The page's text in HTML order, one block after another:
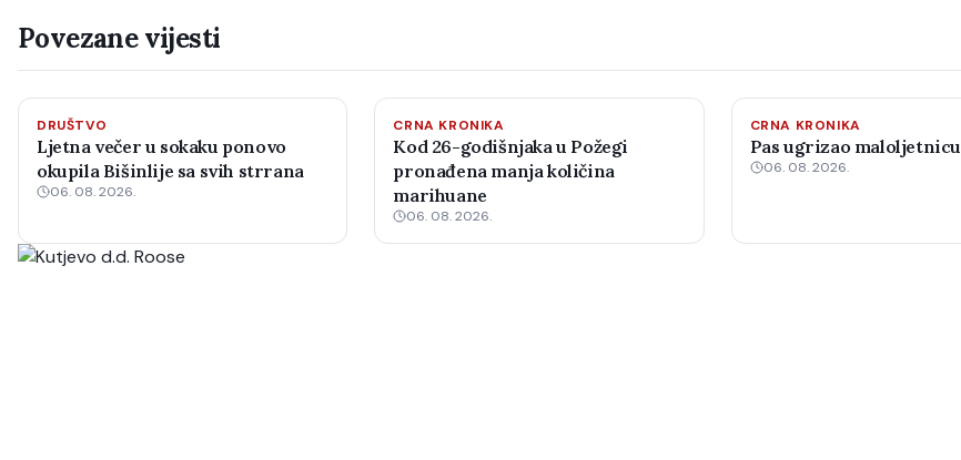
Povezane vijesti
DRUŠTVO
Ljetna večer u sokaku ponovo
okupila Bišinlije sa svih strrana
06. 08. 2026.
CRNA KRONIKA
Kod 26-godišnjaka u Požegi
pronađena manja količina
marihuane
06. 08. 2026.
CRNA KRONIKA
Pas ugrizao maloljetnicu
06. 08. 2026.